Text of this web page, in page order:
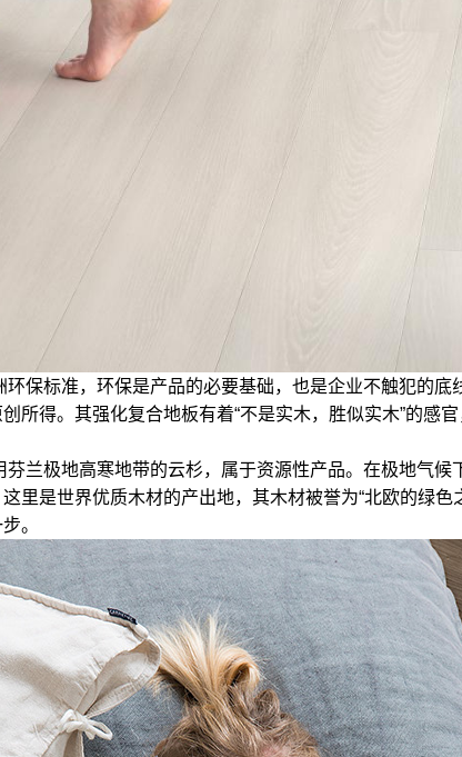
保标准，环保是产品的必要基础，也是企业不触犯的
所得。其强化复合地板有着“不是实木，胜似实木”的感
兰极地高寒地带的云杉，属于资源性产品。在极地气候
里是世界优质木材的产出地，其木材被誉为“北欧的绿
。